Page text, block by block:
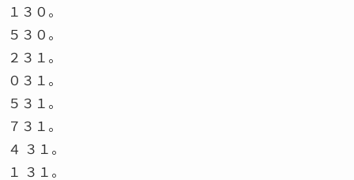
１３０。
５３０。
２３１。
０３１。
５３１。
７３１。
４ ３１。
１ ３１。